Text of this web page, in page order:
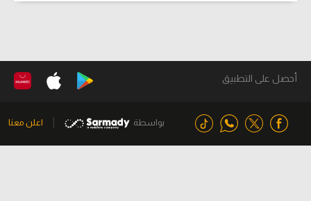
أحصل على التطبيق
بواسطة اعلن معنا